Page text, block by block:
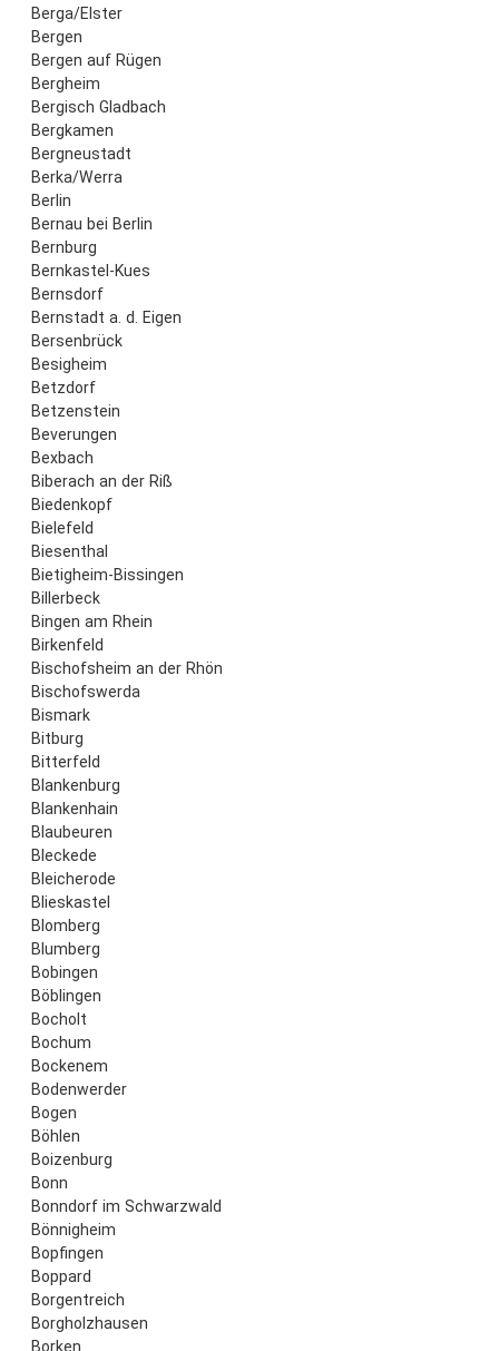
Berga/Elster
Bergen
Bergen auf Rügen
Bergheim
Bergisch Gladbach
Bergkamen
Bergneustadt
Berka/Werra
Berlin
Bernau bei Berlin
Bernburg
Bernkastel-Kues
Bernsdorf
Bernstadt a. d. Eigen
Bersenbrück
Besigheim
Betzdorf
Betzenstein
Beverungen
Bexbach
Biberach an der Riß
Biedenkopf
Bielefeld
Biesenthal
Bietigheim-Bissingen
Billerbeck
Bingen am Rhein
Birkenfeld
Bischofsheim an der Rhön
Bischofswerda
Bismark
Bitburg
Bitterfeld
Blankenburg
Blankenhain
Blaubeuren
Bleckede
Bleicherode
Blieskastel
Blomberg
Blumberg
Bobingen
Böblingen
Bocholt
Bochum
Bockenem
Bodenwerder
Bogen
Böhlen
Boizenburg
Bonn
Bonndorf im Schwarzwald
Bönnigheim
Bopfingen
Boppard
Borgentreich
Borgholzhausen
Borken